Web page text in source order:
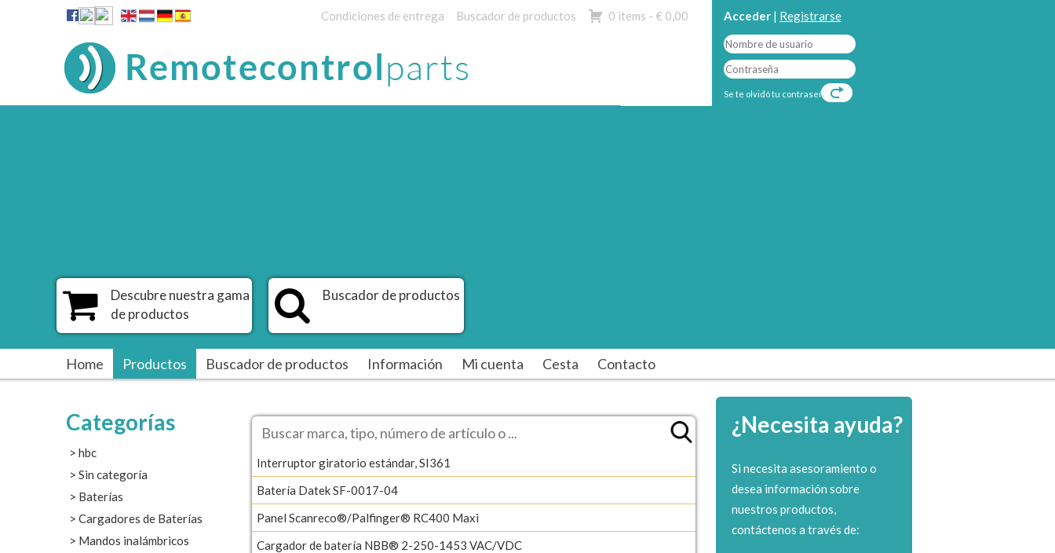
0 items - € 0,00
Condiciones de entrega Buscador de productos Acceder | Registrarse
Se te olvidó tu contraseña
Descubre nuestra gama
de productos
Buscador de productos
Home Productos Buscador de productos Información Mi cuenta Cesta Contacto
Categorías
hbc
Sin categoría
Baterías
Cargadores de Baterías
Mandos inalámbricos
Interruptor giratorio estándar, SI361
Batería Datek SF-0017-04
Panel Scanreco®/Palfinger® RC400 Maxi
Cargador de batería NBB® 2-250-1453 VAC/VDC
¿Necesita ayuda?
Si necesita asesoramiento o
desea información sobre
nuestros productos,
contáctenos a través de: